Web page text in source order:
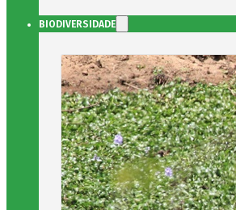
BIODIVERSIDADE